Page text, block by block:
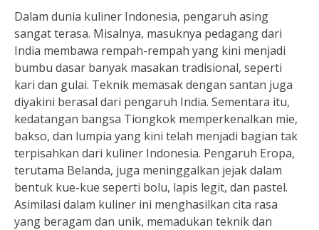
Dalam dunia kuliner Indonesia, pengaruh asing
sangat terasa. Misalnya, masuknya pedagang dari
India membawa rempah-rempah yang kini menjadi
bumbu dasar banyak masakan tradisional, seperti
kari dan gulai. Teknik memasak dengan santan juga
diyakini berasal dari pengaruh India. Sementara itu,
kedatangan bangsa Tiongkok memperkenalkan mie,
bakso, dan lumpia yang kini telah menjadi bagian tak
terpisahkan dari kuliner Indonesia. Pengaruh Eropa,
terutama Belanda, juga meninggalkan jejak dalam
bentuk kue-kue seperti bolu, lapis legit, dan pastel.
Asimilasi dalam kuliner ini menghasilkan cita rasa
yang beragam dan unik, memadukan teknik dan